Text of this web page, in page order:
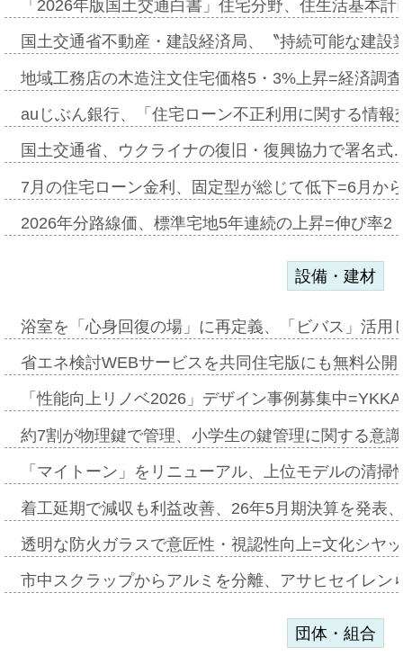
「2026年版国土交通白書」住宅分野、住生活基本
国土交通省不動産・建設経済局、〝持続可能な建
地域工務店の木造注文住宅価格5・3%上昇=経済調
auじぶん銀行、「住宅ローン不正利用に関する情
国土交通省、ウクライナの復旧・復興協力で署名
7月の住宅ローン金利、固定型が総じて低下=6月か
2026年分路線価、標準宅地5年連続の上昇=伸び率
設備・建材
浴室を「心身回復の場」に再定義、「ビバス」活
省エネ検討WEBサービスを共同住宅版にも無料公
「性能向上リノベ2026」デザイン事例募集中
約7割が物理鍵で管理、小学生の鍵管理に関する意
「マイトーン」をリニューアル、上位モデルの清
着工延期で減収も利益改善、26年5月期決算を発表
透明な防火ガラスで意匠性・視認性向上=文化シヤ
市中スクラップからアルミを分離、アサヒセイレ
団体・組合